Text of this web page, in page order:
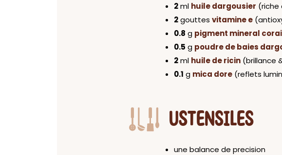
2ml huile dargousier (riche
2gouttes vitamine e
0.8 g pigment mineral
0.5 g poudre de baies
2ml huile de ricin (brillance
0.1 g mica dore (reflets
USTENSILES
une balance de precision